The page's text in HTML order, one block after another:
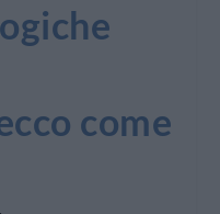
come